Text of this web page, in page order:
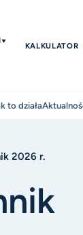
KALKULATOR
to działa
2026 r.